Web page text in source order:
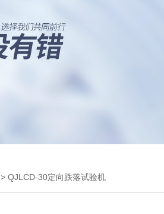
> QJLCD-30定向跌落试验机